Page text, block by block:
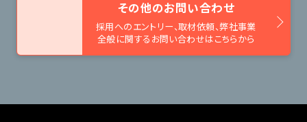
その他のお問い合わせ
採用へのエントリー、取材依頼、弊社事業
全般に関するお問い合わせはこちらから